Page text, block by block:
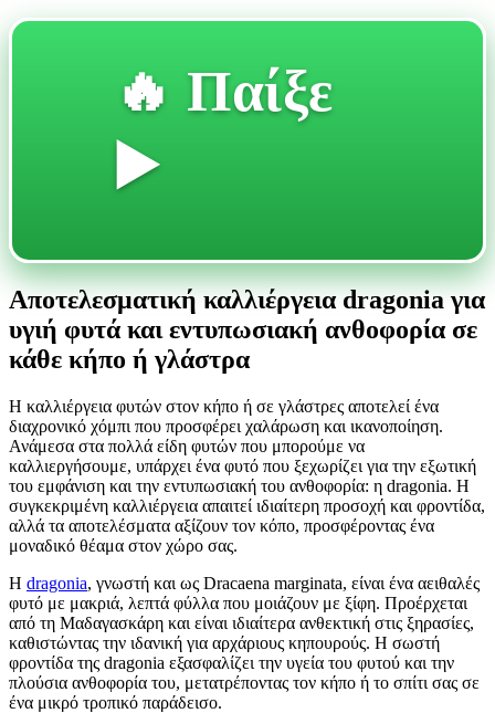
🔥 Παίξε
▶️
Αποτελεσματική καλλιέργεια dragonia για
υγιή φυτά και εντυπωσιακή ανθοφορία σε
κάθε κήπο ή γλάστρα
Η καλλιέργεια φυτών στον κήπο ή σε γλάστρες αποτελεί ένα
διαχρονικό χόμπι που προσφέρει χαλάρωση και ικανοποίηση.
Ανάμεσα στα πολλά είδη φυτών που μπορούμε να
καλλιεργήσουμε, υπάρχει ένα φυτό που ξεχωρίζει για την εξωτική
του εμφάνιση και την εντυπωσιακή του ανθοφορία: η dragonia. Η
συγκεκριμένη καλλιέργεια απαιτεί ιδιαίτερη προσοχή και φροντίδα,
αλλά τα αποτελέσματα αξίζουν τον κόπο, προσφέροντας ένα
μοναδικό θέαμα στον χώρο σας.
Η dragonia, γνωστή και ως Dracaena marginata, είναι ένα αειθαλές
φυτό με μακριά, λεπτά φύλλα που μοιάζουν με ξίφη. Προέρχεται
από τη Μαδαγασκάρη και είναι ιδιαίτερα ανθεκτική στις ξηρασίες,
καθιστώντας την ιδανική για αρχάριους κηπουρούς. Η σωστή
φροντίδα της dragonia εξασφαλίζει την υγεία του φυτού και την
πλούσια ανθοφορία του, μετατρέποντας τον κήπο ή το σπίτι σας σε
ένα μικρό τροπικό παράδεισο.